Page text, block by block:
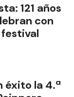
121 años
con
éxito la 4.ª